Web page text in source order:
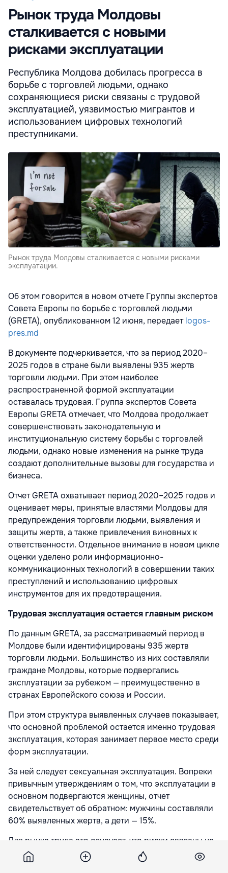
Рынок труда Молдовы
сталкивается с новыми
рисками эксплуатации
Республика Молдова добилась прогресса в
борьбе с торговлей людьми, однако
сохраняющиеся риски связаны с трудовой
эксплуатацией, уязвимостью мигрантов и
использованием цифровых технологий
преступниками.
Рынок труда Молдовы сталкивается с новыми рисками
эксплуатации.
Об этом говорится в новом отчете Группы экспертов
Совета Европы по борьбе с торговлей людьми
(GRETA), опубликованном 12 июня, передаетlogos-
pres.md
В документе подчеркивается, что за период 2020–
2025 годов в стране были выявлены 935 жертв
торговли людьми. При этом наиболее
распространенной формой эксплуатации
оставалась трудовая. Группа экспертов Совета
Европы GRETA отмечает, что Молдова продолжает
совершенствовать законодательную и
институциональную систему борьбы с торговлей
людьми, однако новые изменения на рынке труда
создают дополнительные вызовы для государства и
бизнеса.
Отчет GRETA охватывает период 2020–2025 годов и
оценивает меры, принятые властями Молдовы для
предупреждения торговли людьми, выявления и
защиты жертв, а также привлечения виновных к
ответственности. Отдельное внимание в новом цикле
оценки уделено роли информационно-
коммуникационных технологий в совершении таких
преступлений и использованию цифровых
инструментов для их предотвращения.
Трудовая эксплуатация остается главным риском
По данным GRETA, за рассматриваемый период в
Молдове были идентифицированы 935 жертв
торговли людьми. Большинство из них составляли
граждане Молдовы, которые подвергались
эксплуатации за рубежом — преимущественно в
странах Европейского союза и России.
При этом структура выявленных случаев показывает,
что основной проблемой остается именно трудовая
эксплуатация, которая занимает первое место среди
форм эксплуатации.
За ней следует сексуальная эксплуатация. Вопреки
привычным утверждениям о том, что эксплуатации в
основном подвергаются женщины, отчет
свидетельствует об обратном: мужчины составляли
60% выявленных жертв, а дети — 15%.
Для рынка труда это означает, что риски связаны не
только с традиционными криминальными схемами,
но и с процессами, которые сопровождают